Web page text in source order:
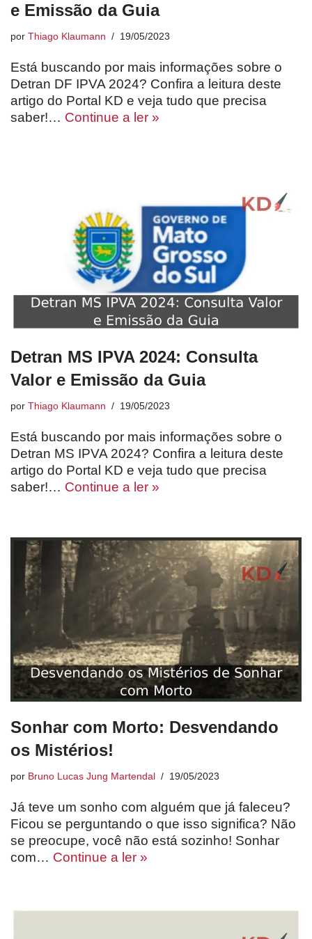
e Emissão da Guia
por Thiago Klaumann 19/05/2023
Está buscando por mais informações sobre o
Detran DF IPVA 2024? Confira a leitura deste
artigo do Portal KD e veja tudo que precisa
saber!… Continue a ler »
Detran MS IPVA 2024: Consulta
Valor e Emissão da Guia
por Thiago Klaumann 19/05/2023
Está buscando por mais informações sobre o
Detran MS IPVA 2024? Confira a leitura deste
artigo do Portal KD e veja tudo que precisa
saber!… Continue a ler »
Sonhar com Morto: Desvendando
os Mistérios!
por Bruno Lucas Jung Martendal 19/05/2023
Já teve um sonho com alguém que já faleceu?
Ficou se perguntando o que isso significa? Não
se preocupe, você não está sozinho! Sonhar
com… Continue a ler »